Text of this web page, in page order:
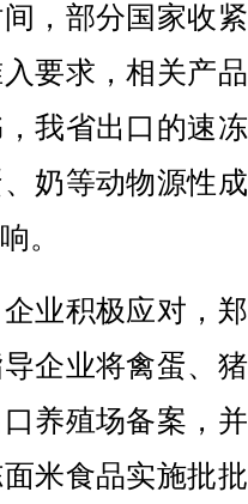
，部分国家收
要求，相关产
我省出口的速
奶等动物源性
。
积极应对，
企业将禽蛋、
养殖场备案，
米食品实施批